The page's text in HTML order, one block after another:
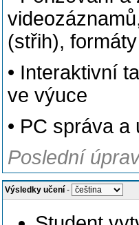
(střih),
• Interaktivní
ve výuce
• PC správa
Poslední
Výsledky učení -